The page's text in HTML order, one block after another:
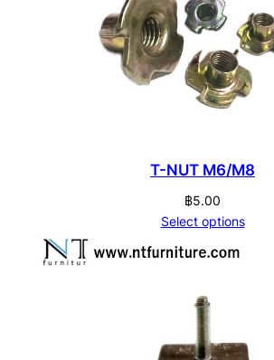
T-NUT M6/M8
฿5.00
Select options